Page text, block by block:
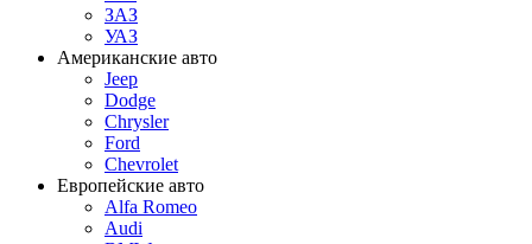
ЗАЗ
УАЗ
Американские авто
Jeep
Dodge
Chrysler
Ford
Chevrolet
Европейские авто
Alfa Romeo
Audi